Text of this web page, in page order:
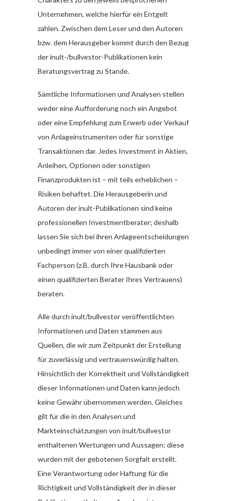
Unternehmen, welche hierfür ein Entgelt
zahlen. Zwischen dem Leser und den Autoren
bzw. dem Herausgeber kommt durch den Bezug
der inult-/bullvestor-Publikationen kein
Beratungsvertrag zu Stande.
Sämtliche Informationen und Analysen stellen
weder eine Aufforderung noch ein Angebot
oder eine Empfehlung zum Erwerb oder Verkauf
von Anlageinstrumenten oder für sonstige
Transaktionen dar. Jedes Investment in Aktien,
Anleihen, Optionen oder sonstigen
Finanzprodukten ist – mit teils erheblichen –
Risiken behaftet. Die Herausgeberin und
Autoren der inult-Publikationen sind keine
professionellen Investmentberater; deshalb
lassen Sie sich bei ihren Anlageentscheidungen
unbedingt immer von einer qualifizierten
Fachperson (z.B. durch Ihre Hausbank oder
einen qualifizierten Berater Ihres Vertrauens)
beraten.
Alle durch inult/bullvestor veröffentlichten
Informationen und Daten stammen aus
Quellen, die wir zum Zeitpunkt der Erstellung
für zuverlässig und vertrauenswürdig halten.
Hinsichtlich der Korrektheit und Vollständigkeit
dieser Informationen und Daten kann jedoch
keine Gewähr übernommen werden. Gleiches
gilt für die in den Analysen und
Markteinschätzungen von inult/bullvestor
enthaltenen Wertungen und Aussagen; diese
wurden mit der gebotenen Sorgfalt erstellt.
Eine Verantwortung oder Haftung für die
Richtigkeit und Vollständigkeit der in dieser